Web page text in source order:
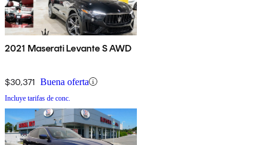
2021 Maserati Levante S AWD
$30,371 Buena oferta
Incluye tarifas de conc.